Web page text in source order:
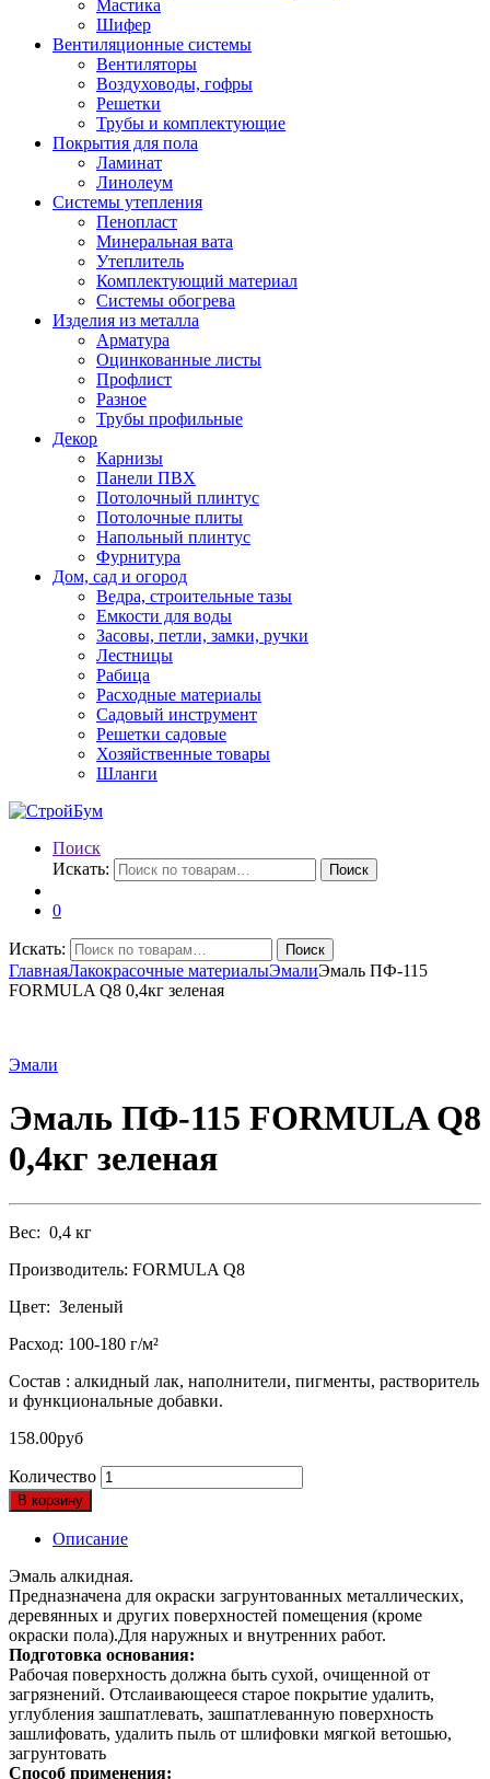
Мастика
Шифер
Вентиляционные системы
Вентиляторы
Воздуховоды, гофры
Решетки
Трубы и комплектующие
Покрытия для пола
Ламинат
Линолеум
Системы утепления
Пенопласт
Минеральная вата
Утеплитель
Комплектующий материал
Системы обогрева
Изделия из металла
Арматура
Оцинкованные листы
Профлист
Разное
Трубы профильные
Декор
Карнизы
Панели ПВХ
Потолочный плинтус
Потолочные плиты
Напольный плинтус
Фурнитура
Дом, сад и огород
Ведра, строительные тазы
Емкости для воды
Засовы, петли, замки, ручки
Лестницы
Рабица
Расходные материалы
Садовый инструмент
Решетки садовые
Хозяйственные товары
Шланги
Поиск
Искать:
Поиск
0
Искать: Поиск
ГлавнаяЛакокрасочные материалыЭмалиЭмаль ПФ-115
FORMULA Q8 0,4кг зеленая
Эмали
Эмаль ПФ-115 FORMULA Q8
0,4кг зеленая
Вес: 0,4 кг
Производитель: FORMULA Q8
Цвет: Зеленый
Расход: 100-180 г/м²
Состав : алкидный лак, наполнители, пигменты, растворитель
и функциональные добавки.
158.00руб
Количество
В корзину
Описание
Эмаль алкидная.
Предназначена для окраски загрунтованных металлических,
деревянных и других поверхностей помещения (кроме
окраски пола).Для наружных и внутренних работ.
Подготовка основания:
Рабочая поверхность должна быть сухой, очищенной от
загрязнений. Отслаивающееся старое покрытие удалить,
углубления зашпатлевать, зашпатлеванную поверхность
зашлифовать, удалить пыль от шлифовки мягкой ветошью,
загрунтовать
Способ применения: